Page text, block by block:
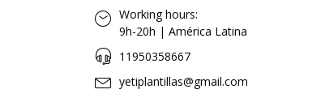
Working hours:
9h-20h | América Latina
11950358667
yetiplantillas@gmail.com